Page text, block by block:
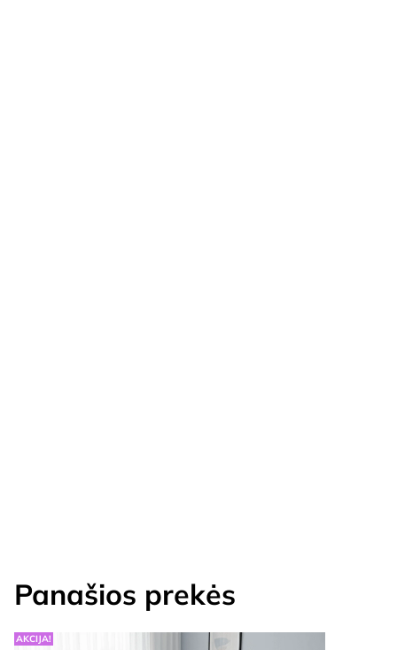
Panašios prekės
AKCIJA!